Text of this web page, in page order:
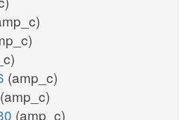
(amp_c)
(amp_c)
(amp_c)